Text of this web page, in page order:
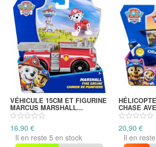
VÉHICULE 15CM ET FIGURINE
MARCUS MARSHALL...
16,90 €
Il en reste 5 en stock
CHASE
20,90 €
Il en